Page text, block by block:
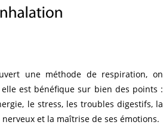
une méthode de respiration, on
elle est bénéfique sur bien des points :
le stress, les troubles digestifs, la
et la maîtrise de ses émotions.